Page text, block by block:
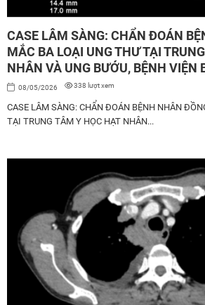
CASE LÂM SÀNG: CHẨN ĐOÁN
MẮC BA LOẠI UNG THƯ TẠI
NHÂN VÀ UNG BƯỚU, BỆNH VIỆN
08/05/2026 338 lượt xem
CASE LÂM SÀNG: CHẨN ĐOÁN BỆNH NHÂN
TẠI TRUNG TÂM Y HỌC HẠT NHÂN...